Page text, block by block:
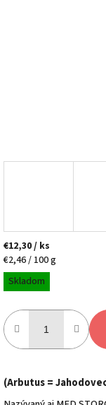
€12,30/ ks
Jednotková
cena:
€2,46 / 100 g
Skladom
(Arbutus =